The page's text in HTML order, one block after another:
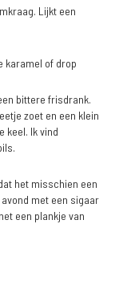
Lijkt een
karamel of drop
bittere frisdrank.
zoet en een klein
keel. Ik vind
het misschien een
met een sigaar
een plankje van